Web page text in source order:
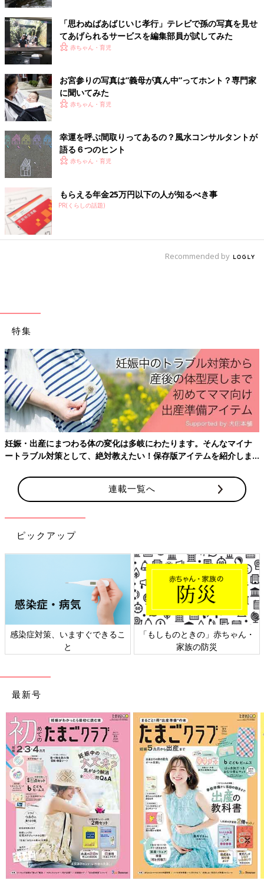
られています。柄やデザインは豊富で、選ぶのも楽しみの1つで
す。神社用と寺院用で使い分けするのも、まとめて1冊にする
も、どちらも良いとされています。
御朱印を頂くときの作法
御朱印は、神社内の社務所や授与所等でいただくことができま
す。
1）書いてもらいたいページを開き、書いてくださる方に向けて
お渡しします。
2）「御朱印をいただけますでしょうか」とお願いします。
3）「ありがとうございます」とお礼を伝え、受け取ります。
4）御朱印代（初穂料：はつほりょう）は、おおむね300～500円
です。「お納めする金額を教えていただけますでしょうか」と尋
ねても大丈夫です。小銭は用意しておきましょう。
関連：お宮参りの時期はいつ？お宮参りのマナー・準備と当日の
「思わぬばあばじいじ孝行」テレビで孫の写真を見せ
てあげられるサービスを編集部員が試してみた
赤ちゃん・育児
お宮参りの写真は”義母が真ん中”ってホント？専門家
に聞いてみた
赤ちゃん・育児
幸運を呼ぶ間取りってあるの？風水コンサルタントが
語る６つのヒント
赤ちゃん・育児
もらえる年金25万円以下の人が知るべき事
PR(くらしの話題)
Recommended by
特集
妊娠・出産にまつわる体の変化は多岐にわたります。そんなマイナ
ートラブル対策として、絶対教えたい！保存版アイテムを紹介しま
連載一覧へ
ピックアップ
感染症対策、いますぐできるこ
と
「もしものときの」赤ちゃん・
家族の防災
最新号